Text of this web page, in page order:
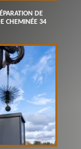
DE
CHEMINÉE 34